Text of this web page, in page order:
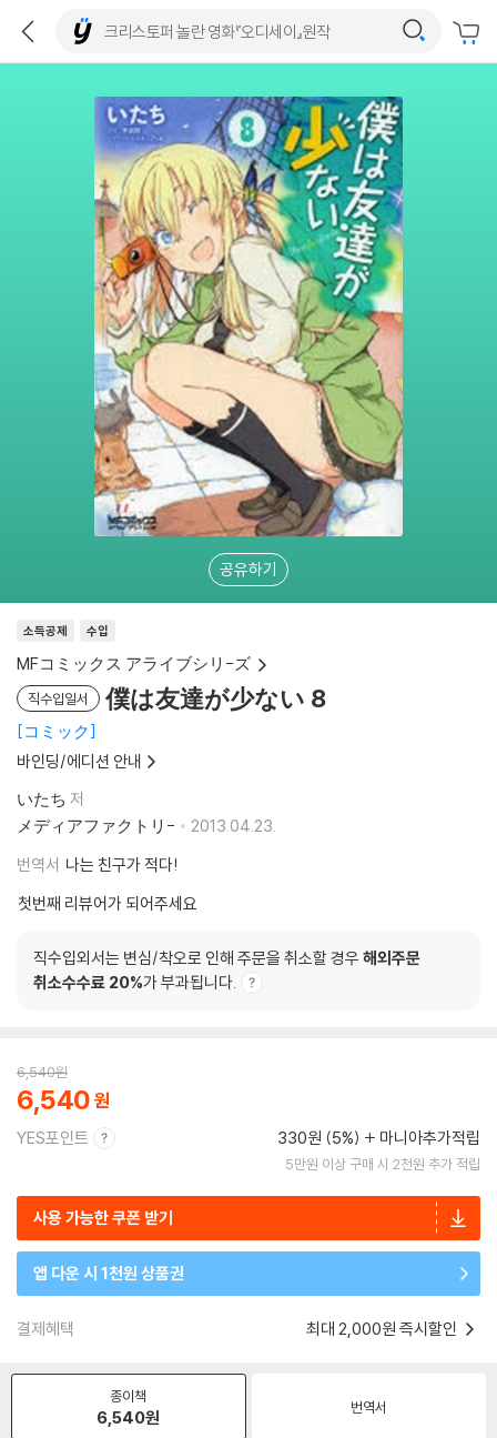
공유하기
소득공제 수입
MFコミックス アライブシリ-ズ
직수입일서 僕は友達が少ない 8
コミック
바인딩/에디션 안내
いたち 저
メディアファクトリ-
2013.04.23.
번역서 나는 친구가 적다!
첫번째 리뷰어가 되어주세요
직수입외서는 변심/착오로 인해 주문을 취소할 경우 해외주문
취소수수료 20%가 부과됩니다.
6,540원
6,540
YES포인트 330원 (5%) 마니아추가적립
5만원 이상 구매 시 2천원 추가 적립
사용 가능한 쿠폰 받기
앱 다운 시 1천원 상품권
결제혜택 최대 2,000원 즉시할인
종이책
6,540원 번역서